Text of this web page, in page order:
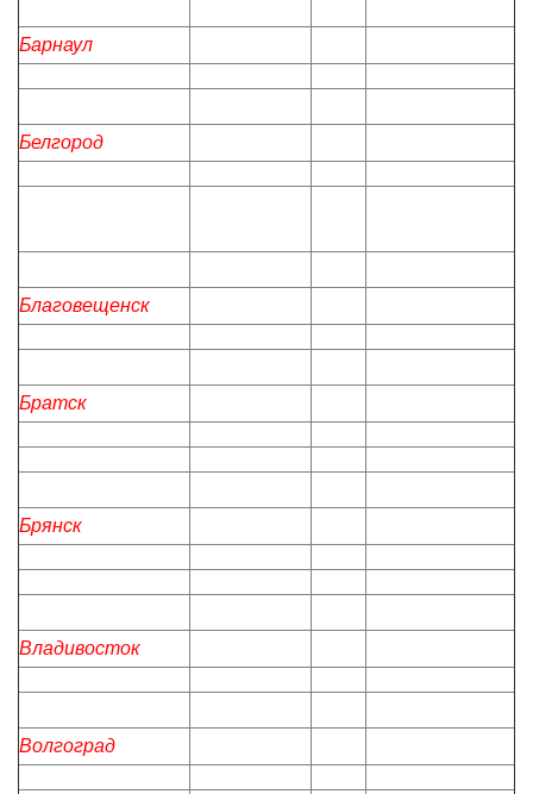
Барнаул
Белгород
Благовещенск
Братск
Брянск
Владивосток
Волгоград